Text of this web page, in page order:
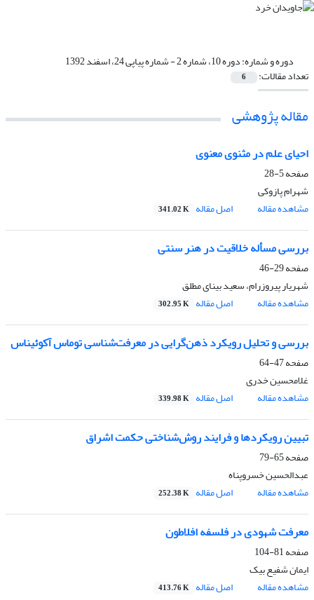
دوره و شماره:دوره 10، شماره 2 - شماره پیاپی 24، اسفند 1392
تعداد مقالات: 6
مقاله پژوهشی
احیای علم در مثنوی معنوی
صفحه5-28
شهرام پازوکی
مشاهده مقاله
اصل مقاله 341.02 K
بررسی مسأله خلاقیت در هنر سنتی
صفحه29-46
شهریار پیروزرام، سعید بینای مطلق
مشاهده مقاله
اصل مقاله 302.95 K
بررسی و تحلیل رویکرد ذهن‌گرایی در معرفت‌شناسی توماس آکوئیناس
صفحه47-64
غلامحسین خدری
مشاهده مقاله
اصل مقاله 339.98 K
تبیین رویکردها و فرایند روش‌شناختی حکمت اشراق
صفحه65-79
عبدالحسین خسروپناه
مشاهده مقاله
اصل مقاله 252.38 K
معرفت شهودی در فلسفه‌ افلاطون
صفحه81-104
ایمان شفیع بیک
مشاهده مقاله
اصل مقاله 413.76 K